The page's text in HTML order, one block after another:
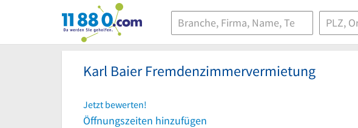
11880.com
Karl Baier Fremdenzimmervermietung
Jetzt bewerten!
Öffnungszeiten hinzufügen